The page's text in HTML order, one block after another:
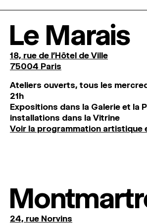
Le Marais
18, rue de l'Hôtel de Ville
75004 Paris
Ateliers ouverts, tous les
21h
Expositions dans la Galerie et la
installations dans la Vitrine
Voir la programmation artistique
24, rue Norvins